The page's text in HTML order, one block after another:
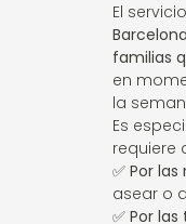
El
Barcelona
familias
en
la
Es
requiere
✅ Por las
asear o
✅ Por las